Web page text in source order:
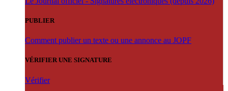
PUBLIER
Comment publier un texte ou une annonce au JOPF
VÉRIFIER UNE SIGNATURE
Vérifier